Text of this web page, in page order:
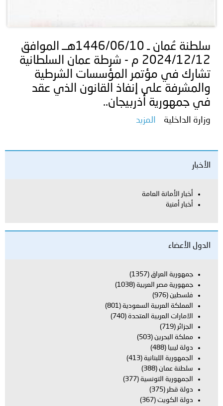
سلطنة عُمان ـ 1446/06/10هــ الموافق
2024/12/12 م - شرطة عمان السلطانية
تشارك في مؤتمر المؤسسات الشرطية
والمشرفة على إنفاذ القانون الذي عقد
في جمهورية أذربيجان..
وزارة الداخلية المزيد
الأخبار
أخبار الأمانة العامة
أخبار أمنية
الدول الأعضاء
جمهورية العراق (1357)
جمهورية مصر العربية (1038)
فلسطين (976)
المملكة العربية السعودية (801)
الامارات العربية المتحدة (740)
الجزائر (719)
مملكة البحرين (503)
دولة ليبيا (488)
الجمهورية اللبنانية (413)
سلطنة عمان (388)
الجمهورية التونسية (377)
دولة قطر (375)
دولة الكويت (367)